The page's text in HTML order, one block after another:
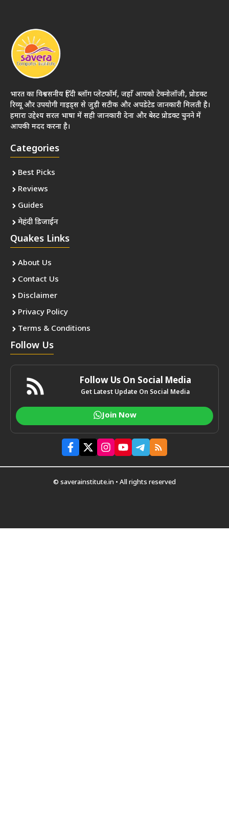
भारत का विश्वसनीय हिंदी ब्लॉग प्लेटफॉर्म, जहाँ आपको टेक्नोलॉजी, प्रोडक्ट
रिव्यू और उपयोगी गाइड्स से जुड़ी सटीक और अपडेटेड जानकारी मिलती है।
हमारा उद्देश्य सरल भाषा में सही जानकारी देना और बेस्ट प्रोडक्ट चुनने में
आपकी मदद करना है।
Categories
Best Picks
Reviews
Guides
मेहंदी डिजाईन
Quakes Links
About Us
Contact Us
Disclaimer
Privacy Policy
Terms & Conditions
Follow Us
Follow Us On Social Media
Get Latest Update On Social Media
Join Now
© saverainstitute.in • All rights reserved